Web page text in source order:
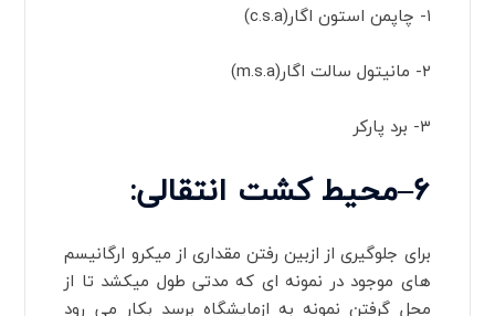
۱- چاپمن استون اگار(c.s.a)
۲- مانیتول سالت اگار(m.s.a)
۳- برد پارکر
۶–محیط کشت انتقالی:
برای جلوگیری از ازبین رفتن مقداری از میکرو ارگانیسم
های موجود در نمونه ای که مدتی طول میکشد تا از
محل گرفتن نمونه به ازمایشگاه برسد بکار می رود